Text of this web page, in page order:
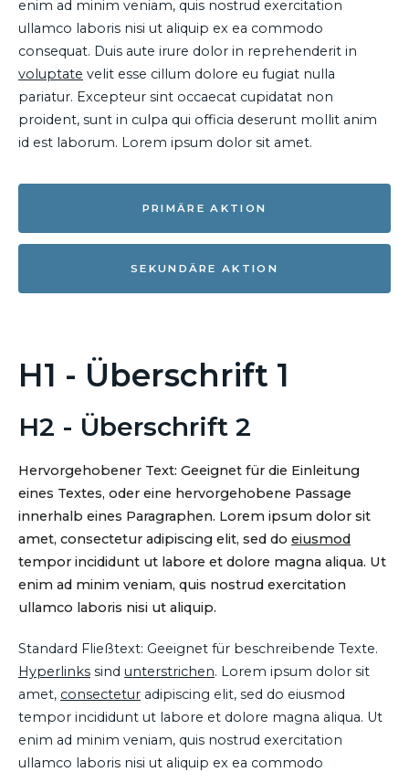
enim ad minim veniam, quis nostrud exercitation
ullamco laboris nisi ut aliquip ex ea commodo
consequat. Duis aute irure dolor in reprehenderit in
voluptate velit esse cillum dolore eu fugiat nulla
pariatur. Excepteur sint occaecat cupidatat non
proident, sunt in culpa qui officia deserunt mollit anim
id est laborum. Lorem ipsum dolor sit amet.
PRIMÄRE AKTION
SEKUNDÄRE AKTION
H1 - Überschrift 1
H2 - Überschrift 2
Hervorgehobener Text: Geeignet für die Einleitung
eines Textes, oder eine hervorgehobene Passage
innerhalb eines Paragraphen. Lorem ipsum dolor sit
amet, consectetur adipiscing elit, sed do eiusmod
tempor incididunt ut labore et dolore magna aliqua. Ut
enim ad minim veniam, quis nostrud exercitation
ullamco laboris nisi ut aliquip.
Standard Fließtext: Geeignet für beschreibende Texte.
Hyperlinks sind unterstrichen. Lorem ipsum dolor sit
amet, consectetur adipiscing elit, sed do eiusmod
tempor incididunt ut labore et dolore magna aliqua. Ut
enim ad minim veniam, quis nostrud exercitation
ullamco laboris nisi ut aliquip ex ea commodo